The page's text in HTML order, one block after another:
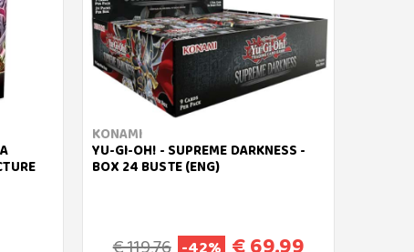
KONAMI
YU-GI-OH! - SUPREME DARKNESS -
BOX 24 BUSTE (ENG)